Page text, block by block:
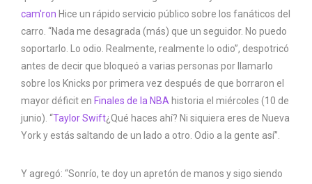
cam'ron Hice un rápido servicio público sobre los fanáticos del
carro. “Nada me desagrada (más) que un seguidor. No puedo
soportarlo. Lo odio. Realmente, realmente lo odio”, despotricó
antes de decir que bloqueó a varias personas por llamarlo
sobre los Knicks por primera vez después de que borraron el
mayor déficit en Finales de la NBA historia el miércoles (10 de
junio). “Taylor Swift¿Qué haces ahí? Ni siquiera eres de Nueva
York y estás saltando de un lado a otro. Odio a la gente así”.
Y agregó: “Sonrío, te doy un apretón de manos y sigo siendo